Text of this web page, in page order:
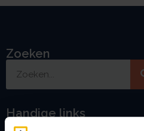
Zoeken
Handige links